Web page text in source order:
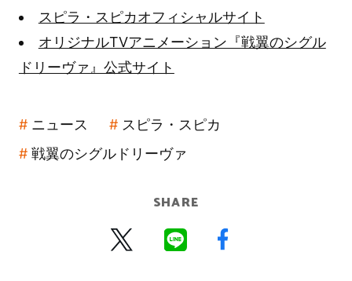
スピラ・スピカオフィシャルサイト
オリジナルTVアニメーション『戦翼のシグル
ドリーヴァ』公式サイト
ニュース
スピラ・スピカ
戦翼のシグルドリーヴァ
SHARE